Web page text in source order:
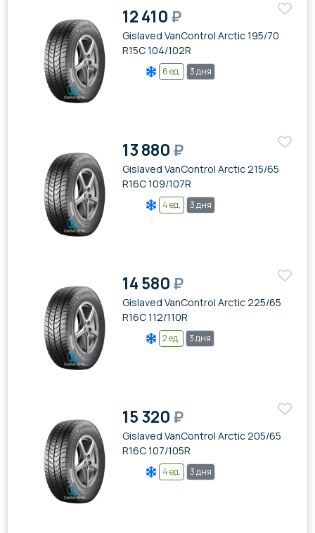
12 410₽
Gislaved VanControl Arctic 195/70
R15C 104/102R
6 ед. 3 дня
13 880₽
Gislaved VanControl Arctic 215/65
R16C 109/107R
4 ед. 3 дня
14 580₽
Gislaved VanControl Arctic 225/65
R16C 112/110R
2 ед. 3 дня
15 320₽
Gislaved VanControl Arctic 205/65
R16C 107/105R
4 ед. 3 дня